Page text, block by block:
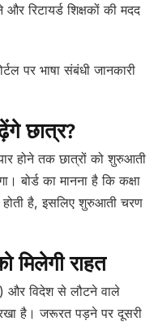
रिटायर्ड शिक्षकों की मदद
पर भाषा संबंधी जानकारी
छात्र?
होने तक छात्रों को शुरुआती
बोर्ड का मानना है कि कक्षा
है, इसलिए शुरुआती चरण
मिलेगी राहत
और विदेश से लौटने वाले
रखा है। जरूरत पड़ने पर दूसरी